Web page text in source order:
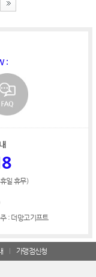
:
일 휴무)
: 더망고기프트
가맹점신청